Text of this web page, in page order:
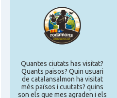
Quantes ciutats has visitat?
Quants paisos? Quin usuari
de catalansalmon ha visitat
més països i cuutats? quins
son els que mes agraden i els